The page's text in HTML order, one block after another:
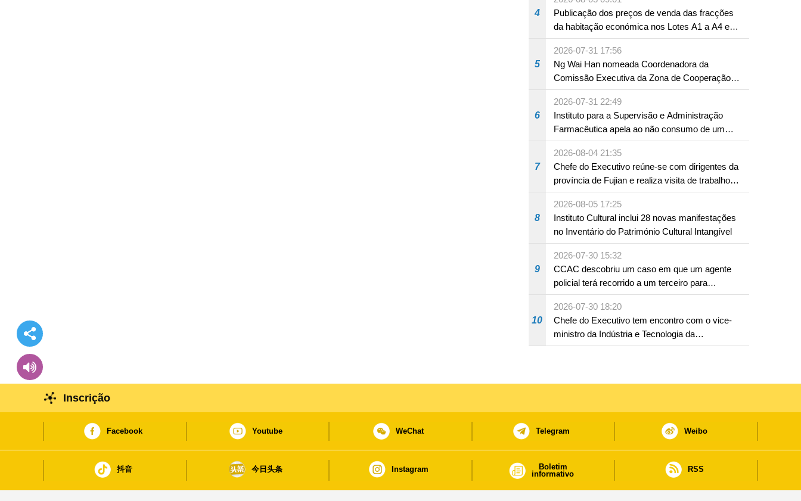
envidam esforços para assegurar a saúde dos
bebés e crianças, assim como a segurança
alimentar
4
Publicação dos preços de venda das fracções
da habitação económica nos Lotes A1 a A4 e
A12 da Zona A dos Novos Aterros
5
2026-07-31 17:56
Ng Wai Han nomeada Coordenadora da
Comissão Executiva da Zona de Cooperação
Aprofundada entre Guangdong e Macau em
Hengqin
6
2026-07-31 22:49
Instituto para a Supervisão e Administração
Farmacêutica apela ao não consumo de um
produto com substâncias medicamentosas
ocidentais
7
2026-08-04 21:35
Chefe do Executivo reúne-se com dirigentes da
província de Fujian e realiza visita de trabalho
em Fuzhou
8
2026-08-05 17:25
Instituto Cultural inclui 28 novas manifestações
no Inventário do Património Cultural Intangível
9
2026-07-30 15:32
CCAC descobriu um caso em que um agente
policial terá recorrido a um terceiro para
assumir por si a culpa na sequência de uma
infracção rodoviária
10
2026-07-30 18:20
Chefe do Executivo tem encontro com o vice-
ministro da Indústria e Tecnologia da
Informação
Inscrição
Facebook Youtube WeChat Telegram Weibo
抖音 今日头条 Instagram
Boletim
informativo
RSS